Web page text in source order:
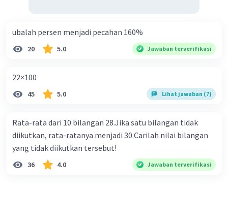
ubalah persen menjadi pecahan 160%
20 5.0 Jawaban terverifikasi
22×100
45 5.0 Lihat jawaban (7)
Rata-rata dari 10 bilangan 28.Jika satu bilangan tidak
diikutkan, rata-ratanya menjadi 30.Carilah nilai bilangan
yang tidak diikutkan tersebut!
36 4.0 Jawaban terverifikasi